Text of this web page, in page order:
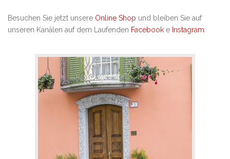
Besuchen Sie jetzt unsere Online Shop und bleiben Sie auf
unseren Kanälen auf dem Laufenden Facebook e Instagram